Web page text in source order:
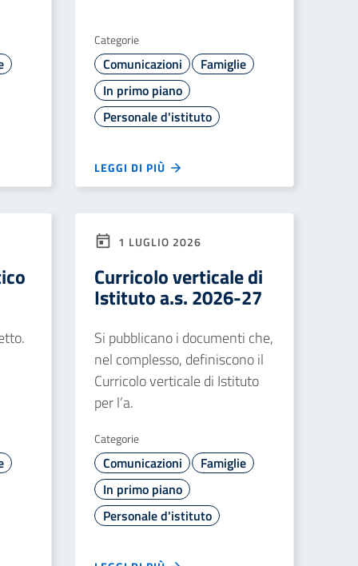
Categorie
Comunicazioni
Famiglie
In primo piano
Personale d'istituto
LEGGI DI PIÙ
1 LUGLIO 2026
Curricolo verticale di
Istituto a.s. 2026-27
Si pubblicano i documenti che,
nel complesso, definiscono il
Curricolo verticale di Istituto
per l’a.
Categorie
Comunicazioni
Famiglie
In primo piano
Personale d'istituto